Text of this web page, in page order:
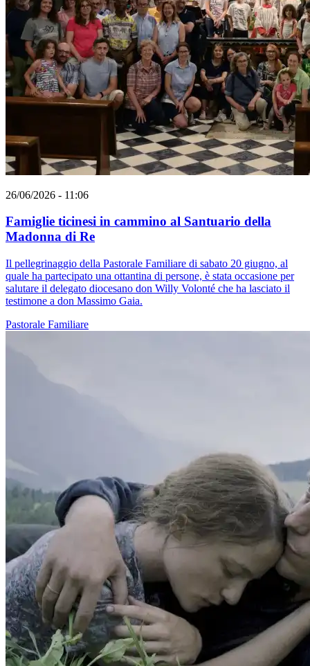
26/06/2026 - 11:06
Famiglie ticinesi in cammino al Santuario della
Madonna di Re
Il pellegrinaggio della Pastorale Familiare di sabato 20 giugno, al
quale ha partecipato una ottantina di persone, è stata occasione per
salutare il delegato diocesano don Willy Volonté che ha lasciato il
testimone a don Massimo Gaia.
Pastorale Familiare